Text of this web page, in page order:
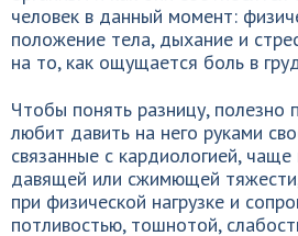
человек в данный момент:
положение тела, дыхание и
на то, как ощущается боль в
Чтобы понять разницу, полезно
любит давить на него руками
связанные с кардиологией,
давящей или сжимющей
при физической нагрузке и
потливостью, тошнотой,